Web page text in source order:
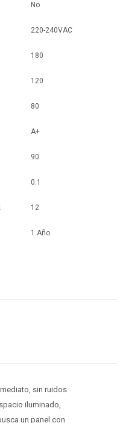
No
220-240VAC
180
120
80
A+
90
0.1
12
1 Año
sin ruidos
iluminado,
un panel con